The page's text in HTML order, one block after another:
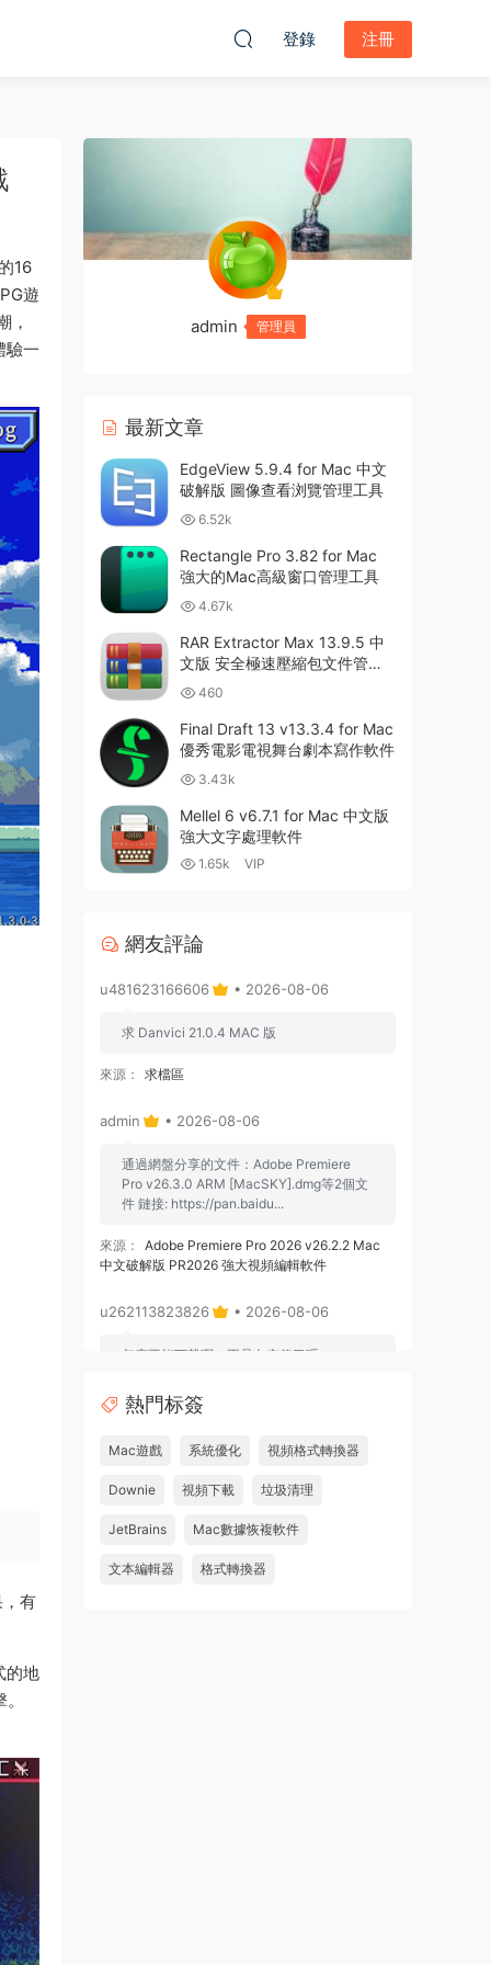
登錄 注冊
16
遊
，
驗一
有
的地
admin 管理員
最新文章
EdgeView 5.9.4 for Mac 中文
破解版 圖像查看浏覽管理工具
6.52k
Rectangle Pro 3.82 for Mac
強大的Mac高級窗口管理工具
4.67k
RAR Extractor Max 13.9.5 中
文版 安全極速壓縮包文件管理
器 460
Final Draft 13 v13.3.4 for Mac
優秀電影電視舞台劇本寫作軟件
3.43k
Mellel 6 v6.7.1 for Mac 中文版
強大文字處理軟件
1.65k VIP
網友評論
u481623166606 • 2026-08-06
求 Danvici 21.0.4 MAC 版
來源： 求檔區
admin • 2026-08-06
通過網盤分享的文件：Adobe Premiere
Pro v26.3.0 ARM [MacSKY].dmg等2個文
件 鏈接: https://pan.baidu...
來源：
Adobe Premiere Pro 2026 v26.2.2 Mac
中文破解版 PR2026 強大視頻編輯軟件
u262113823826 • 2026-08-06
怎麽不能下載啊，不是白充值了嗎
來源： Adobe Premiere Pro 2026 v26.2.2 Mac
中文破解版 PR2026 強大視頻編輯軟件
u604731536624 • 2026-07-15
中文破解版
熱門标簽
Mac遊戲 系統優化 視頻格式轉換器
Downie 視頻下載 垃圾清理
JetBrains Mac數據恢複軟件
文本編輯器 格式轉換器